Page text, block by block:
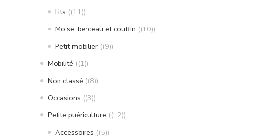
Lits (11)
Moïse, berceau et couffin (10)
Petit mobilier (9)
Mobilité (1)
Non classé (8)
Occasions (3)
Petite puériculture (12)
Accessoires (5)